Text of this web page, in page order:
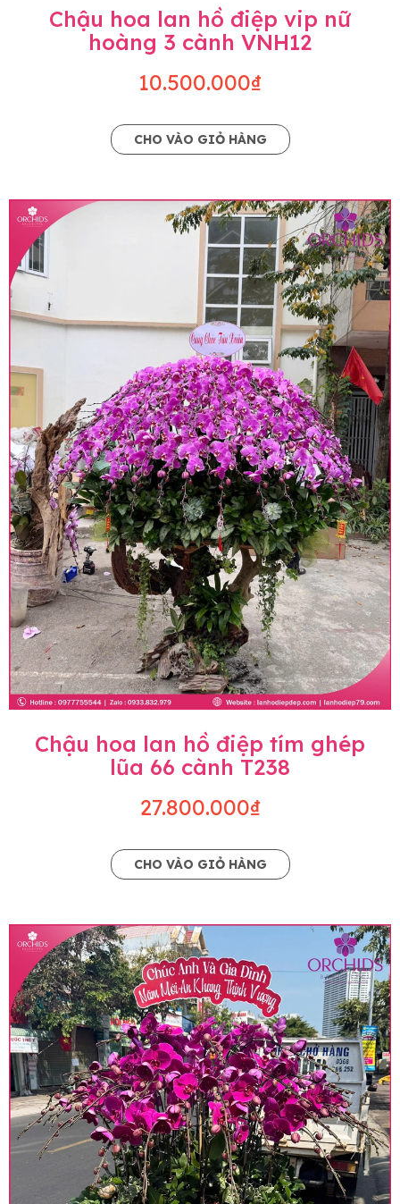
Chậu hoa lan hồ điệp vip nữ
hoàng 3 cành VNH12
10.500.000₫
CHO VÀO GIỎ HÀNG
Chậu hoa lan hồ điệp tím ghép
lũa 66 cành T238
27.800.000₫
CHO VÀO GIỎ HÀNG